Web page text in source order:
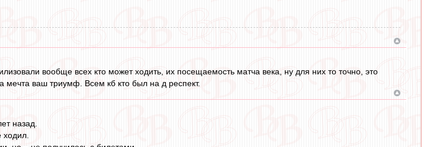
вообще всех кто может ходить, их посещаемость матча века, ну для них то точно, это
мечта ваш триумф. Всем кб кто был на д респект.
назад.